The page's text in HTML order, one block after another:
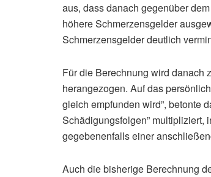
aus, dass danach gegenüber
höhere Schmerzensgelder
Schmerzensgelder deutlich
Für die Berechnung wird danach
herangezogen. Auf das
gleich empfunden wird”, betonte
Schädigungsfolgen” multipliziert,
gegebenenfalls einer
Auch die bisherige Berechnung